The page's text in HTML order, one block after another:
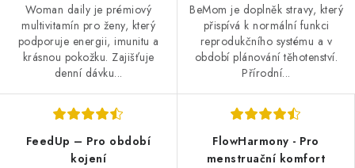
Woman daily je prémiový
multivitamín pro ženy, který
podporuje energii, imunitu a
krásnou pokožku. Zajišťuje
denní dávku...
BeMom je doplněk stravy, který
přispívá k normální funkci
reprodukčního systému a v
období plánování těhotenství.
Přírodní...
FeedUp – Pro období
kojení
FlowHarmony - Pro
menstruační komfort